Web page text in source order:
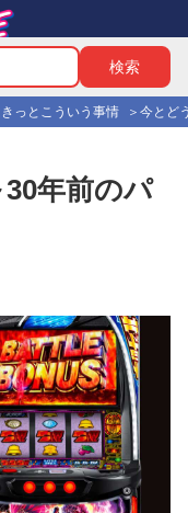
っとこういう事情 今とど
年前のパ